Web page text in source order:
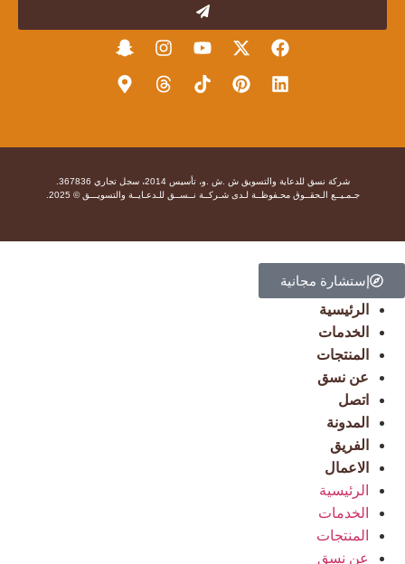
شركة نسق للدعاية والتسويق ش .ش .و، تأسيس 2014، سجل تجاري 367836.
جـمـيــع الـحقــوق محـفوظــة لـدى شـركــة نــســق للـدعـايــة والتسويـــق © 2025.
إستشارة مجانية
الرئيسية
الخدمات
المنتجات
عن نسق
اتصل
المدونة
الفريق
الاعمال
الرئيسية
الخدمات
المنتجات
عن نسق